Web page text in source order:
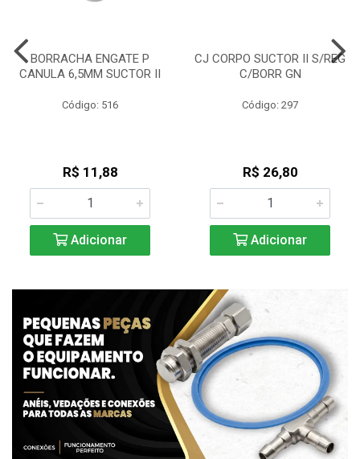
BORRACHA ENGATE P
CANULA 6,5MM SUCTOR II
Código: 516
R$ 11,88
Adicionar
CJ CORPO SUCTOR II S/REG
C/BORR GN
Código: 297
R$ 26,80
Adicionar